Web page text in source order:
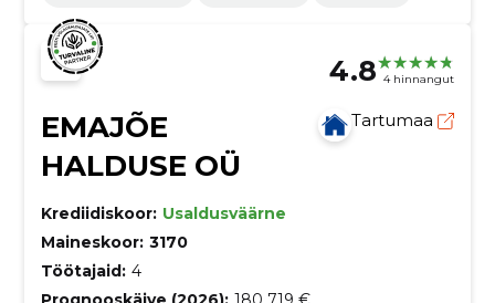
4.8 4 hinnangut
EMAJÕE
HALDUSE OÜ
Tartumaa
Krediidiskoor: Usaldusväärne
Maineskoor: 3170
Töötajaid: 4